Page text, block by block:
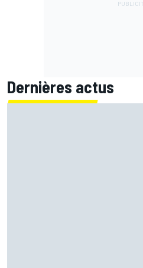
Dernières actus